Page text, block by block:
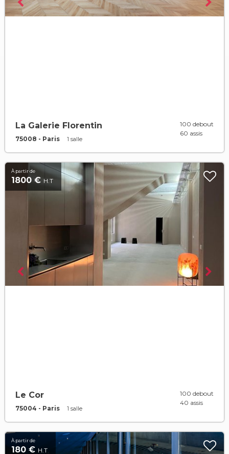
La Galerie Florentin
75008 - Paris 1 salle
100 debout
60 assis
À partir de
1800 € H.T
Le Cor
75004 - Paris 1 salle
100 debout
40 assis
À partir de
180 € H.T